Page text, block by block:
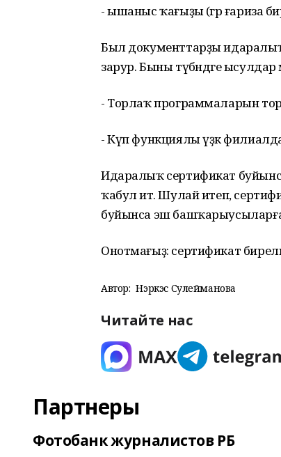
- ышаныс ҡағыҙы (әгәр ғариза
Был документтарҙы
зарур. Быны түбәндәге ысулдар
- Торлаҡ программаларын
- Күп функциялы үҙәк
Идаралыҡ сертификат буйынса
ҡабул итә. Шулай итеп,
буйынса эш башҡарыусыларға
Онотмағыҙ: сертификат
Автор: Нэркэс Сулейманова
Читайте нас
Партнеры
Фотобанк журналистов РБ